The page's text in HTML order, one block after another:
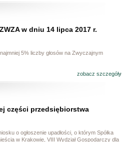
w dniu 14 lipca 2017 r.
5% liczby głosów na Zwyczajnym
zobacz szczegóły
części przedsiębiorstwa
o ogłoszenie upadłości, o którym Spółka
w Krakowie, VIII Wydział Gospodarczy dla